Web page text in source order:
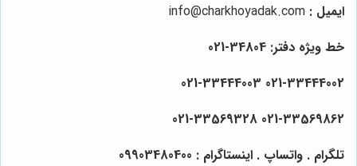
ایمیل : info@charkhoyadak.com
خط ویژه دفتر: 34804-021
021-33444002 021-33444003
021-33569862 021-33569328
تلگرام . واتساپ . اینستاگرام : 09903480400